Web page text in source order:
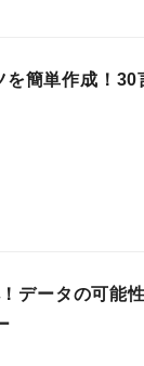
簡単作成！30
データの可能